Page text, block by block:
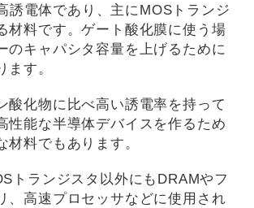
誘電体であり、主にMOSトランジ
材料です。ゲート酸化膜に使う場
のキャパシタ容量を上げるために
ます。
酸化物に比べ高い誘電率を持って
性能な半導体デバイスを作るため
材料でもあります。
トランジスタ以外にもDRAMやフ
、高速プロセッサなどに使用され